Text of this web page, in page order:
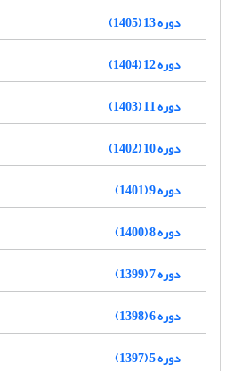
دوره 13 (1405)
دوره 12 (1404)
دوره 11 (1403)
دوره 10 (1402)
دوره 9 (1401)
دوره 8 (1400)
دوره 7 (1399)
دوره 6 (1398)
دوره 5 (1397)